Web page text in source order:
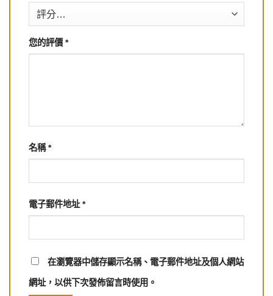
您的評價 *
名稱*
電子郵件地址*
在瀏覽器中儲存顯示名稱、電子郵件地址及個人網站
網址，以供下次發佈留言時使用。